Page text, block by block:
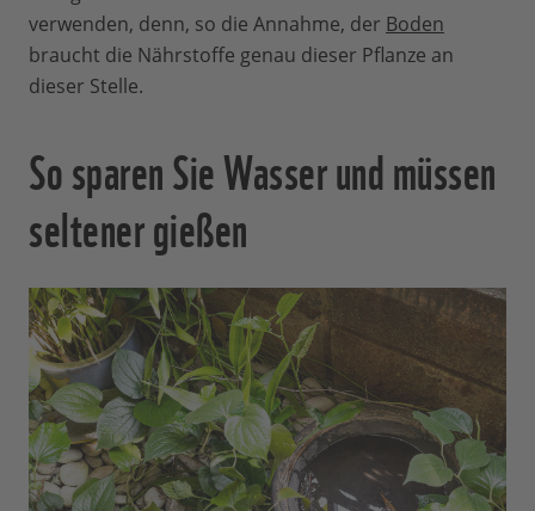
verwenden, denn, so die Annahme, der Boden
braucht die Nährstoffe genau dieser Pflanze an
dieser Stelle.
So sparen Sie Wasser und müssen
seltener gießen